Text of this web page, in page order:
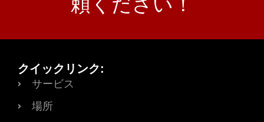
クイックリンク:
サービス
場所